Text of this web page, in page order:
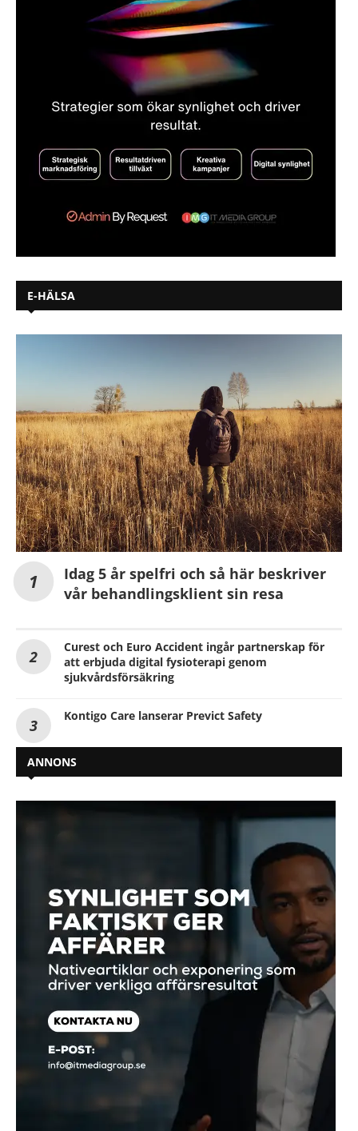
E-HÄLSA
Idag 5 år spelfri och så här beskriver
vår behandlingsklient sin resa
Curest och Euro Accident ingår partnerskap för
att erbjuda digital fysioterapi genom
sjukvårdsförsäkring
Kontigo Care lanserar Previct Safety
ANNONS